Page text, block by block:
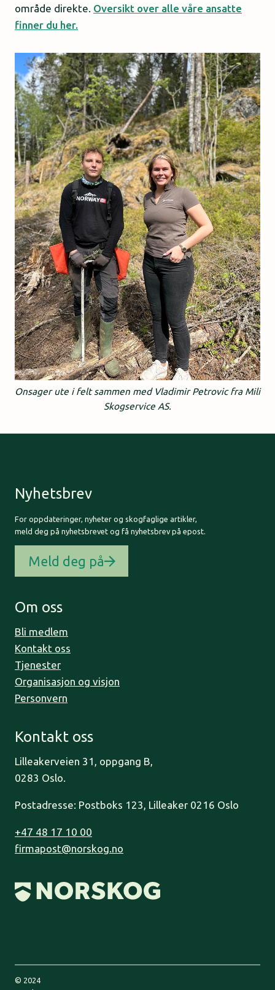
område direkte. Oversikt over alle våre ansatte
finner du her.
Onsager ute i felt sammen med Vladimir Petrovic fra Mili
Skogservice AS.
Nyhetsbrev
For oppdateringer, nyheter og skogfaglige artikler,
meld deg på nyhetsbrevet og få nyhetsbrev på epost.
Meld deg på
Om oss
Bli medlem
Kontakt oss
Tjenester
Organisasjon og visjon
Personvern
Kontakt oss
Lilleakerveien 31, oppgang B,
0283 Oslo.
Postadresse: Postboks 123, Lilleaker 0216 Oslo
+47 48 17 10 00
firmapost@norskog.no
© 2024